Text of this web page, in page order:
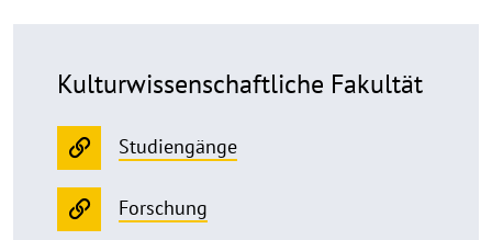
Kulturwissen­schaftliche Fakultät
Studiengänge
Forschung